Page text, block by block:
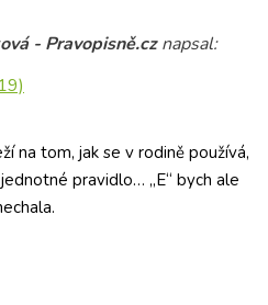
- Pravopisně.cz napsal:
na tom, jak se v rodině používá,
pravidlo… „E“ bych ale